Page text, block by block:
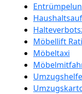
Möbellift
Möbeltaxi